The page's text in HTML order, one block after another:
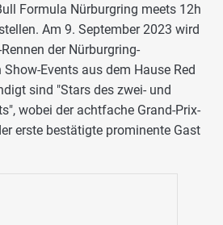
Formula Nürburgring meets 12h
Am 9. September 2023 wird
der Nürburgring-
Events aus dem Hause Red
sind "Stars des zwei- und
wobei der achtfache Grand-Prix-
erste bestätigte prominente Gast